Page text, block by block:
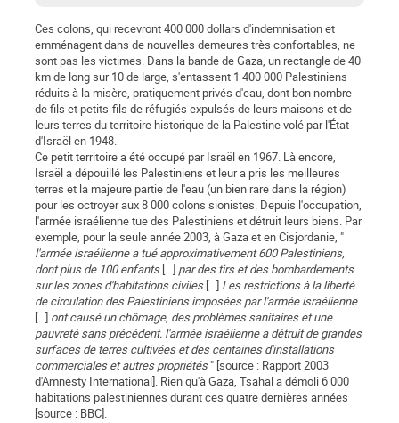
Ces colons, qui recevront 400 000 dollars d'indemnisation et
emménagent dans de nouvelles demeures très confortables, ne
sont pas les victimes. Dans la bande de Gaza, un rectangle de 40
km de long sur 10 de large, s'entassent 1 400 000 Palestiniens
réduits à la misère, pratiquement privés d'eau, dont bon nombre
de fils et petits-fils de réfugiés expulsés de leurs maisons et de
leurs terres du territoire historique de la Palestine volé par l'État
d'Israël en 1948.
Ce petit territoire a été occupé par Israël en 1967. Là encore,
Israël a dépouillé les Palestiniens et leur a pris les meilleures
terres et la majeure partie de l'eau (un bien rare dans la région)
pour les octroyer aux 8 000 colons sionistes. Depuis l'occupation,
l'armée israélienne tue des Palestiniens et détruit leurs biens. Par
exemple, pour la seule année 2003, à Gaza et en Cisjordanie, "
l'armée israélienne a tué approximativement 600 Palestiniens,
dont plus de 100 enfants[...] par des tirs et des bombardements
sur les zones d'habitations civiles[...] Les restrictions à la liberté
de circulation des Palestiniens imposées par l'armée israélienne
[...] ont causé un chômage, des problèmes sanitaires et une
pauvreté sans précédent. l'armée israélienne a détruit de grandes
surfaces de terres cultivées et des centaines d'installations
commerciales et autres propriétés" [source : Rapport 2003
d'Amnesty International]. Rien qu'à Gaza, Tsahal a démoli 6 000
habitations palestiniennes durant ces quatre dernières années
[source : BBC].